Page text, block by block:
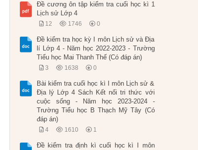
Đề cương ôn tập kiểm tra cuối học kì 1
Lịch sử Lớp 4
12 1746 0
Đề kiểm tra học kỳ I môn Lịch sử và Địa
lí Lớp 4 - Năm học 2022-2023 - Trường
Tiểu học Mai Thanh Thế (Có đáp án)
3 1638 0
Bài kiểm tra cuối học kì I môn Lịch sử &
Địa lý Lớp 4 Sách Kết nối tri thức với
cuộc sống - Năm học 2023-2024 -
Trường Tiểu học B Thạch Mỹ Tây (Có
đáp án)
4 1610 1
Đề kiểm tra định kì cuối học kì I môn